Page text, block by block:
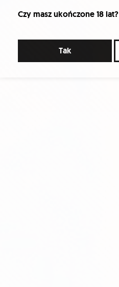
Czy masz ukończone 18 lat?
Tak